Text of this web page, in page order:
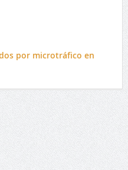
por microtráfico en